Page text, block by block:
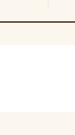
無垢
平屋
現場
想い
暮ら
性能
何世
価格
家づ